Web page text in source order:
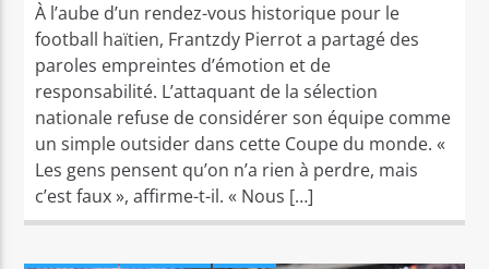
À l’aube d’un rendez-vous historique pour le
football haïtien, Frantzdy Pierrot a partagé des
paroles empreintes d’émotion et de
responsabilité. L’attaquant de la sélection
nationale refuse de considérer son équipe comme
un simple outsider dans cette Coupe du monde. «
Les gens pensent qu’on n’a rien à perdre, mais
c’est faux », affirme-t-il. « Nous […]